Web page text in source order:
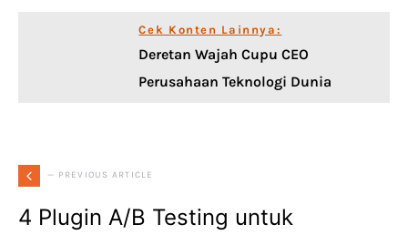
Cek Konten Lainnya:
Deretan Wajah Cupu CEO
Perusahaan Teknologi Dunia
— PREVIOUS ARTICLE
4 Plugin A/B Testing untuk